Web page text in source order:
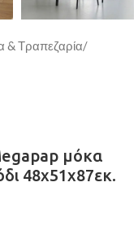
& Τραπεζαρία/
μόκα
48x51x87εκ.